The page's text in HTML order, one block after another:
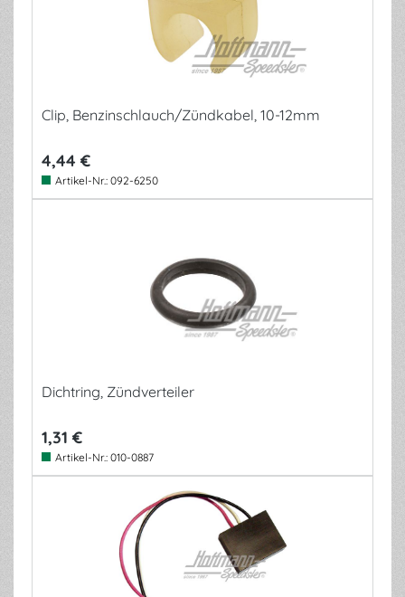
Clip, Benzinschlauch/Zündkabel, 10-12mm
4,44 €
Artikel-Nr.: 092-6250
Dichtring, Zündverteiler
1,31 €
Artikel-Nr.: 010-0887